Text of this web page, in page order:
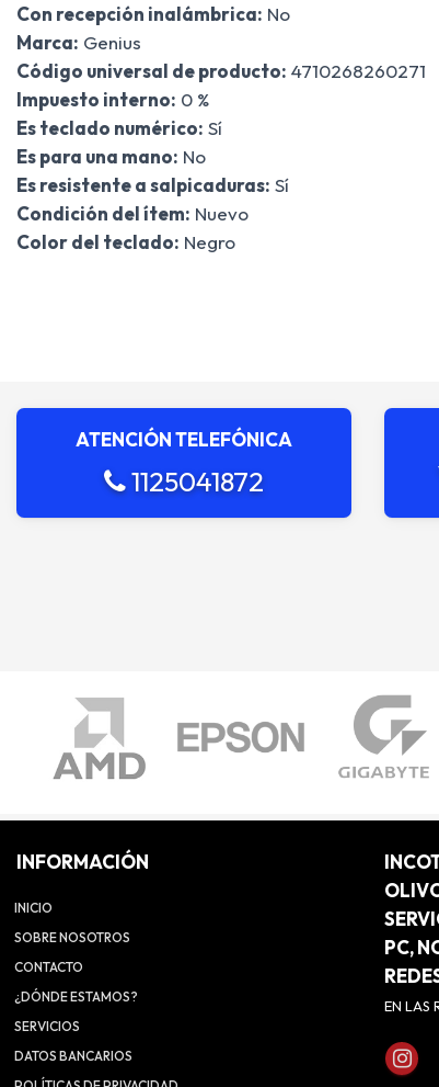
Con recepción inalámbrica: No
Marca: Genius
Código universal de producto: 4710268260271
Impuesto interno: 0 %
Es teclado numérico: Sí
Es para una mano: No
Es resistente a salpicaduras: Sí
Condición del ítem: Nuevo
Color del teclado: Negro
ATENCIÓN TELEFÓNICA
1125041872
INFORMACIÓN
INICIO
SOBRE NOSOTROS
CONTACTO
¿DÓNDE ESTAMOS?
SERVICIOS
DATOS BANCARIOS
PC,
EN LAS